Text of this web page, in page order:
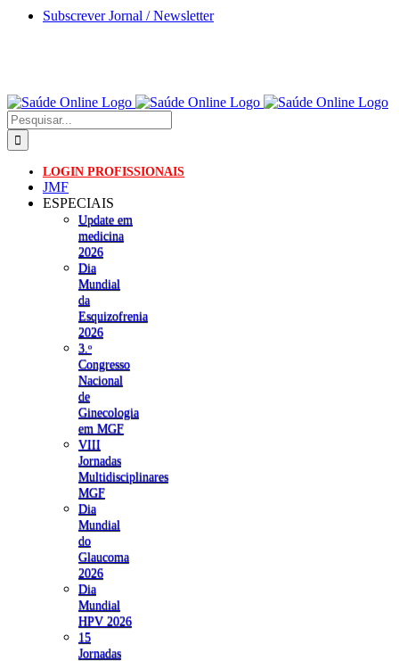
Skip
Subscrever Jornal / Newsletter
Pesquisar
LOGIN PROFISSIONAIS
JMF
ESPECIAIS
Update em
medicina
2026
Dia
Mundial
da
Esquizofrenia
2026
3.ᵒ
Congresso
Nacional
de
Ginecologia
em MGF
VIII
Jornadas
Multidisciplinares
MGF
Dia
Mundial
do
Glaucoma
2026
Dia
Mundial
HPV 2026
15
Jornadas